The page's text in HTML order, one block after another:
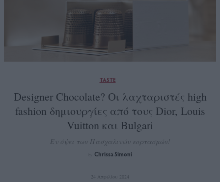
TASTE
Designer Chocolate? Οι λαχταριστές high
fashion δημιουργίες από τους Dior, Louis
Vuitton και Bulgari
Εν όψει των Πασχαλινών εορτασμών!
Chrissa Simoni
24 Απριλίου 2024